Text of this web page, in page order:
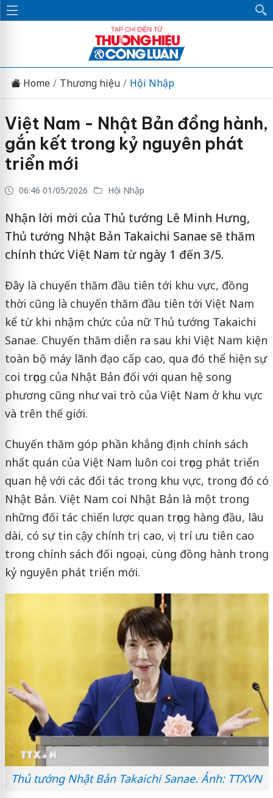
Home Thương hiệu Hội Nhập
Việt Nam - Nhật Bản đồng hành,
gắn kết trong kỷ nguyên phát
triển mới
06:46 01/05/2026 Hội Nhập
Nhận lời mời của Thủ tướng Lê Minh Hưng,
Thủ tướng Nhật Bản Takaichi Sanae sẽ thăm
chính thức Việt Nam từ ngày 1 đến 3/5.
Đây là chuyến thăm đầu tiên tới khu vực, đồng
thời cũng là chuyến thăm đầu tiên tới Việt Nam
kể từ khi nhậm chức của nữ Thủ tướng Takaichi
Sanae. Chuyến thăm diễn ra sau khi Việt Nam kiện
toàn bộ máy lãnh đạo cấp cao, qua đó thể hiện sự
coi trọng của Nhật Bản đối với quan hệ song
phương cũng như vai trò của Việt Nam ở khu vực
và trên thế giới.
Chuyến thăm góp phần khẳng định chính sách
nhất quán của Việt Nam luôn coi trọng phát triển
quan hệ với các đối tác trong khu vực, trong đó có
Nhật Bản. Việt Nam coi Nhật Bản là một trong
những đối tác chiến lược quan trọng hàng đầu, lâu
dài, có sự tin cậy chính trị cao, vị trí ưu tiên cao
trong chính sách đối ngoại, cùng đồng hành trong
kỷ nguyên phát triển mới.
Thủ tướng Nhật Bản Takaichi Sanae. Ảnh: TTXVN